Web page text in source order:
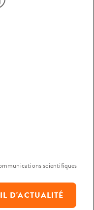
scientifiques
D'ACTUALITÉ